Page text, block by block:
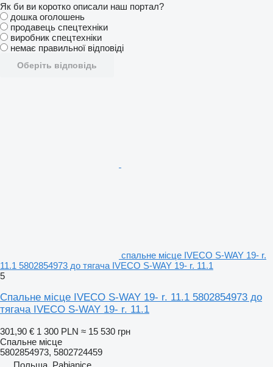
Як би ви коротко описали наш портал?
дошка оголошень
продавець спецтехніки
виробник спецтехніки
немає правильної відповіді
Оберіть відповідь
спальне місце IVECO S-WAY 19- r.
11.1 5802854973 до тягача IVECO S-WAY 19- r. 11.1
5
Спальне місце IVECO S-WAY 19- r. 11.1 5802854973 до
тягача IVECO S-WAY 19- r. 11.1
301,90 € 1 300 PLN ≈ 15 530 грн
Спальне місце
5802854973, 5802724459
Польща, Pabianice